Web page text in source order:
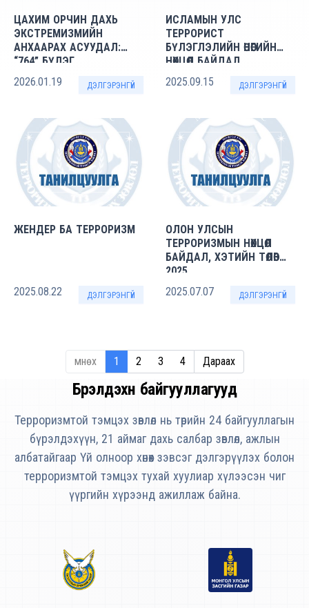
ЦАХИМ ОРЧИН ДАХЬ
ЭКСТРЕМИЗМИЙН
АНХААРАХ АСУУДАЛ:
“764” БҮЛЭГ
2026.01.19
ДЭЛГЭРЭНГҮЙ
ИСЛАМЫН УЛС
ТЕРРОРИСТ
БҮЛЭГЛЭЛИЙН ӨНӨӨГИЙН
НӨХЦӨЛ БАЙДАЛ
2025.09.15
ДЭЛГЭРЭНГҮЙ
ЖЕНДЕР БА ТЕРРОРИЗМ
2025.08.22 ДЭЛГЭРЭНГҮЙ
ОЛОН УЛСЫН
ТЕРРОРИЗМЫН НӨХЦӨЛ
БАЙДАЛ, ХЭТИЙН ТӨЛӨВ
2025
2025.07.07
ДЭЛГЭРЭНГҮЙ
Өмнөх 1 2 3 4 Дараах
Бүрэлдэхүүн байгууллагууд
Терроризмтой тэмцэх зөвлөл нь төрийн 24 байгууллагын
бүрэлдэхүүн, 21 аймаг дахь салбар зөвлөл, ажлын
албатайгаар Үй олноор хөнөөх зэвсэг дэлгэрүүлэх болон
терроризмтой тэмцэх тухай хуулиар хүлээсэн чиг
үүргийн хүрээнд ажиллаж байна.